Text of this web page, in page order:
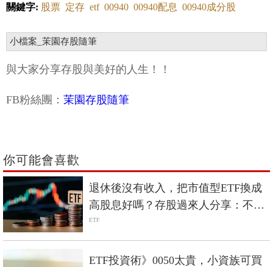
關鍵字: 股票 定存 etf 00940 00940配息 00940成分股
小檔案_茉園存股隨筆
與大家分享存股與美好的人生！！
FB粉絲團： 茉園存股隨筆
你可能會喜歡
退休後沒有收入，把市值型ETF換成
高股息好嗎？存股過來人分享：不會
轉向高股息
ETF
ETF投資術》0050太貴，小資族可買